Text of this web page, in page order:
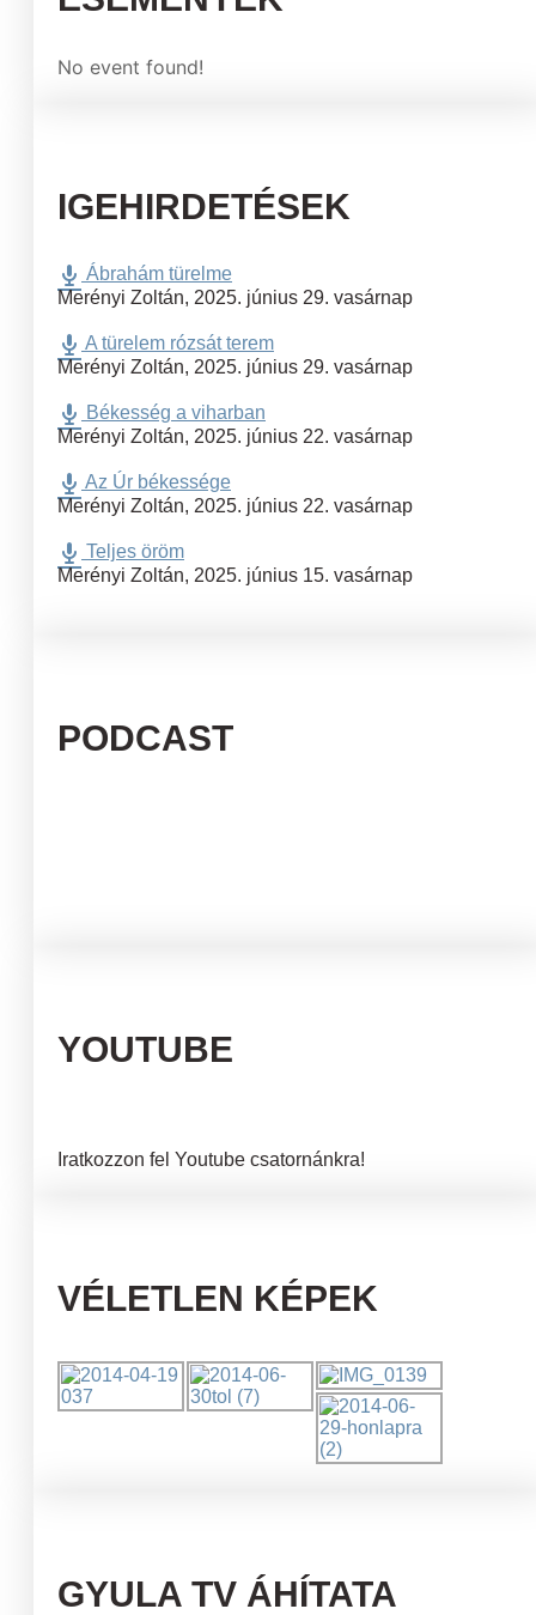
No event found!
IGEHIRDETÉSEK
Ábrahám türelme
Merényi Zoltán, 2025. június 29. vasárnap
A türelem rózsát terem
Merényi Zoltán, 2025. június 29. vasárnap
Békesség a viharban
Merényi Zoltán, 2025. június 22. vasárnap
Az Úr békessége
Merényi Zoltán, 2025. június 22. vasárnap
Teljes öröm
Merényi Zoltán, 2025. június 15. vasárnap
PODCAST
YOUTUBE
Iratkozzon fel Youtube csatornánkra!
VÉLETLEN KÉPEK
GYULA TV ÁHÍTATA